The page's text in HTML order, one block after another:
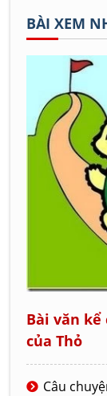
BÀI XEM
Bài văn
của Thỏ
Câu